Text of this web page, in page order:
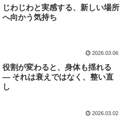
じわじわと実感する、新しい場所
へ向かう気持ち
2026.03.06
役割が変わると、身体も揺れる
― それは衰えではなく、整い直
し
2026.03.02